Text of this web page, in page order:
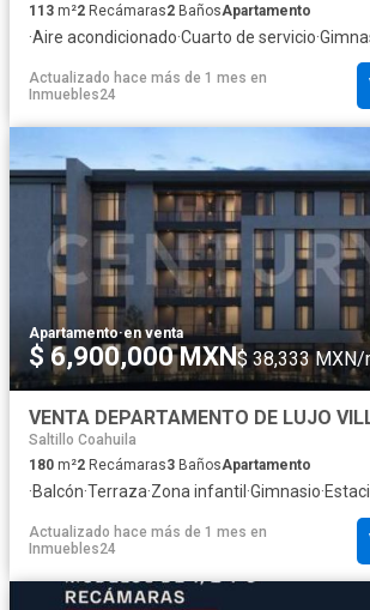
113 m²2 Recámaras2 BañosApartamento
·Aire acondicionado·Cuarto de servicio·
Actualizado hace más de 1 mes en
Inmuebles24
Apartamento·en venta
$ 6,900,000 MXN$ 38,333 MXN/
Saltillo Coahuila
180 m²2 Recámaras3 BañosApartamento
·Balcón·Terraza·Zona infantil ·Gimnasio·
Actualizado hace más de 1 mes en
Inmuebles24